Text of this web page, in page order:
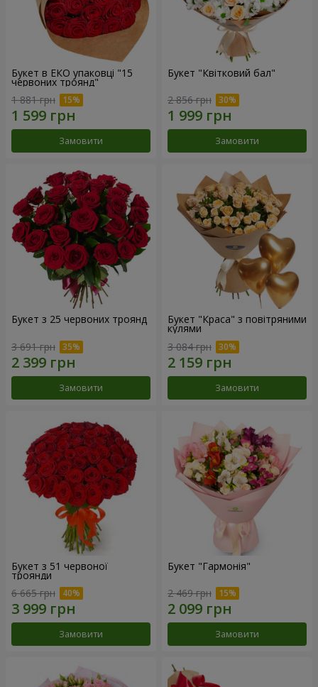
Букет в ЕКО упаковці "15
червоних троянд"
1 881 грн
Замовити
Букет "Квітковий бал"
2 856 грн
Замовити
Букет з 25 червоних троянд
3 691 грн
Замовити
Букет "Краса" з повітряними
кулями
3 084 грн
Замовити
Букет з 51 червоної
троянди
6 665 грн
Замовити
Букет "Гармонія"
2 469 грн
Замовити